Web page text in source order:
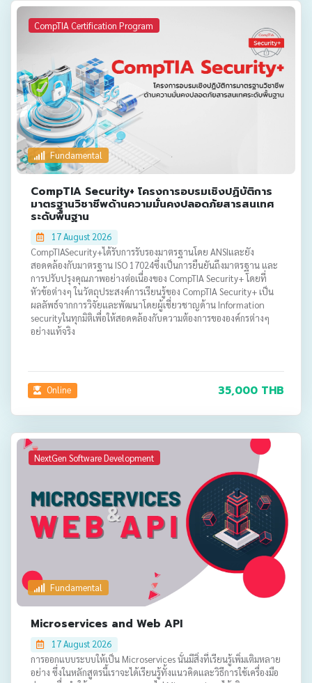
CompTIA Certification Program
Fundamental
CompTIA Security+ โครงการอบรมเชิงปฏิบัติการ
มาตรฐานวิชาชีพด้านความมั่นคงปลอดภัยสารสนเทศ
ระดับพื้นฐาน
17 August 2026
CompTIASecurity+ได้รับการรับรองมาตรฐานโดย ANSIและยัง
สอดคล้องกับมาตรฐาน ISO 17024ซึ่งเป็นการยืนยันถึงมาตรฐาน และ
การปรับปรุงคุณภาพอย่างต่อเนื่องของ CompTIA Security+ โดยที่
หัวข้อต่างๆ ในวัตถุประสงค์การเรียนรู้ของ CompTIA Security+ เป็น
ผลลัพธ์จากการวิจัยและพัฒนาโดยผู้เชี่ยวชาญด้าน Information
securityในทุกมิติเพื่อให้สอดคล้องกับความต้องการขององค์กรต่างๆ
อย่างแท้จริง
Online 35,000 THB
NextGen Software Development
Fundamental
Microservices and Web API
17 August 2026
การออกแบบระบบให้เป็น Microservices นั้นมีสิ่งที่เรียนรู้เพิ่มเติมหลาย
อย่าง ซึ่งในหลักสูตรนี้เราจะได้เรียนรู้ทั้งแนวคิดและวิธีการใช้เครื่องมือ